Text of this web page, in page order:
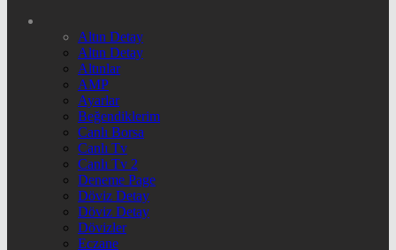
Altın Detay
Altın Detay
Altınlar
AMP
Ayarlar
Beğendiklerim
Canlı Borsa
Canlı Tv
Canlı Tv 2
Deneme Page
Döviz Detay
Döviz Detay
Dövizler
Eczane